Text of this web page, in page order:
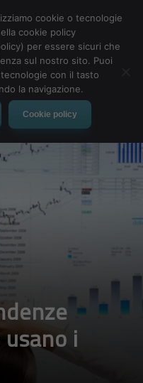
i
cookie o tecnologie
cookie policy
per essere sicuri che
sul nostro sito. Puoi
con il tasto
la navigazione.
Cookie policy